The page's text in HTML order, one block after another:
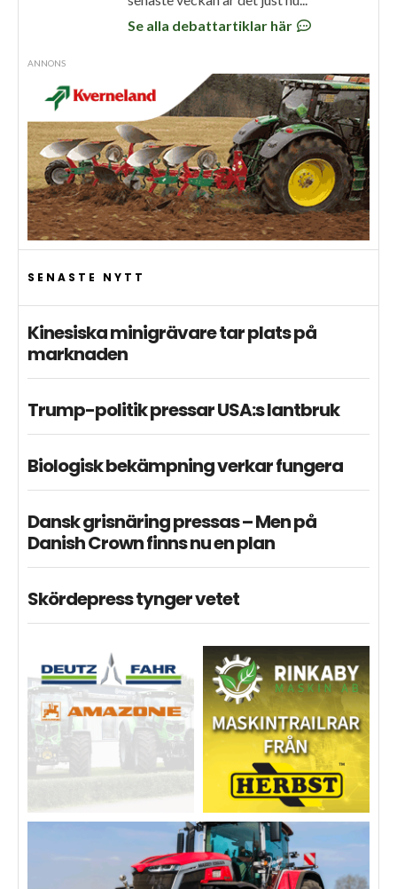
Se alla debattartiklar här
ANNONS
SENASTE NYTT
Kinesiska minigrävare tar plats på
marknaden
Trump-politik pressar USA:s lantbruk
Biologisk bekämpning verkar fungera
Dansk grisnäring pressas – Men på
Danish Crown finns nu en plan
Skördepress tynger vetet